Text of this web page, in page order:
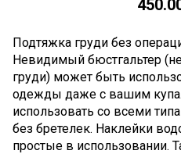
Подтяжка груди без
Невидимый бюстгальтер
груди) может быть
одежды даже с вашим
использовать со всеми
без бретелек. Наклейки
простые в использовании.